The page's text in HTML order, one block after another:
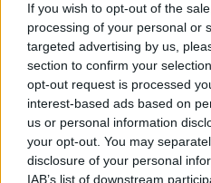
If you wish to opt-out of the
processing of your personal or
targeted advertising by us,
section to confirm your
opt-out request is processed
interest-based ads based on
us or personal information
your opt-out. You may
disclosure of your personal
IAB’s list of downstream
Žiūrimiausi
Vaizdai iš tragiškos avarijos
vaiko gyvybių išgelbėti